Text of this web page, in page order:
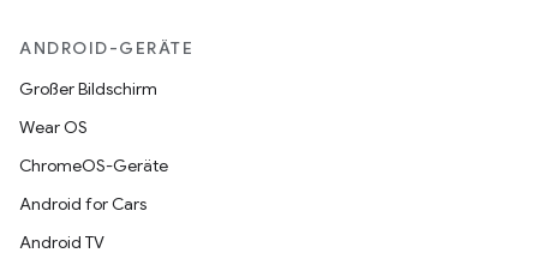
ANDROID-GERÄTE
Großer Bildschirm
Wear OS
ChromeOS-Geräte
Android for Cars
Android TV